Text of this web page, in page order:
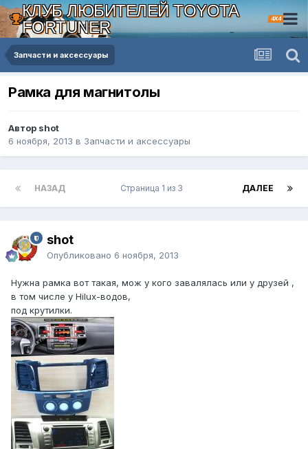
КЛУБ ЛЮБИТЕЛЕЙ TOYOTA
FORTUNER
4X4
Запчасти и аксессуары
Рамка для магнитолы
Автор shot
6 ноября, 2013 в Запчасти и аксессуары
НАЗАД ДАЛЕЕ
Страница 1 из 3
shot
Опубликовано 6 ноября, 2013
Нужна рамка вот такая, мож у кого завалялась или у друзей ,
в том числе у Hilux-водов,
под крутилки.